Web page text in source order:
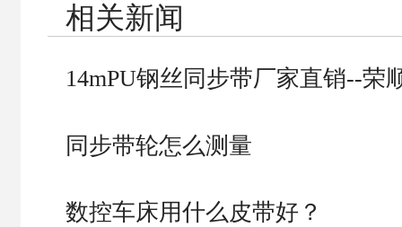
相关新闻
14mPU钢丝同步带厂家直销--荣
同步带轮怎么测量
数控车床用什么皮带好？